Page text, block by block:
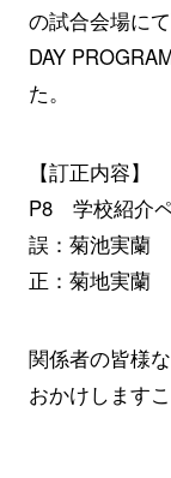
の試合会場に
DAY
た。
【訂正内容】
P8 学校紹介
誤：菊池実蘭
正：菊地実蘭
関係者の皆様
おかけします